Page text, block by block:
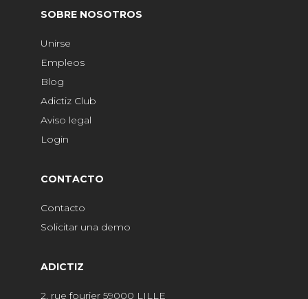
SOBRE NOSOTROS
Unirse
Empleos
Blog
Adictiz Club
Aviso legal
Login
CONTACTO
Contacto
Solicitar una demo
ADICTIZ
2, rue fourier 59000 LILLE